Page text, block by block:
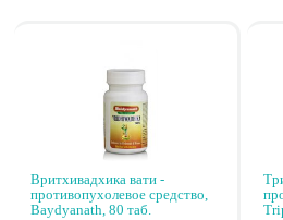
Вритхивадхика вати -
противопухолевое средство,
Baydyanath, 80 таб.